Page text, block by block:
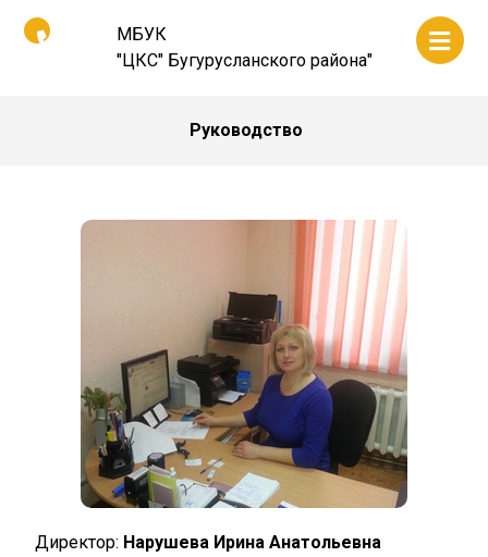
МБУК
"ЦКС" Бугурусланского района"
Руководство
Директор: Нарушева Ирина Анатольевна